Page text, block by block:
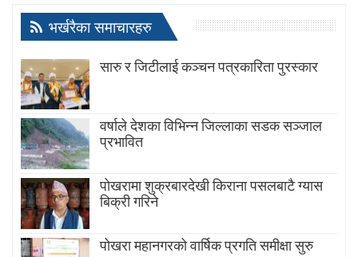
भर्खरैका समाचारहरु
सारु र जिटीलाई कञ्चन पत्रकारिता पुरस्कार
वर्षाले देशका विभिन्न जिल्लाका सडक सञ्जाल
प्रभावित
पोखरामा शुक्रबारदेखी किराना पसलबाटै ग्यास
बिक्री गरिने
पोखरा महानगरको वार्षिक प्रगति समीक्षा सुरु